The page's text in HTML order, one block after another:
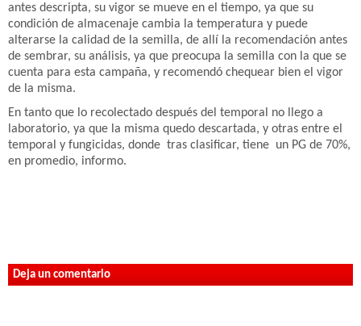
antes descripta, su vigor se mueve en el tiempo, ya que su
condición de almacenaje cambia la temperatura y puede
alterarse la calidad de la semilla, de allí la recomendación antes
de sembrar, su análisis, ya que preocupa la semilla con la que se
cuenta para esta campaña, y recomendó chequear bien el vigor
de la misma.
En tanto que lo recolectado después del temporal no llego a
laboratorio, ya que la misma quedo descartada, y otras entre el
temporal y fungicidas, donde tras clasificar, tiene un PG de 70%,
en promedio, informo.
Deja un comentario